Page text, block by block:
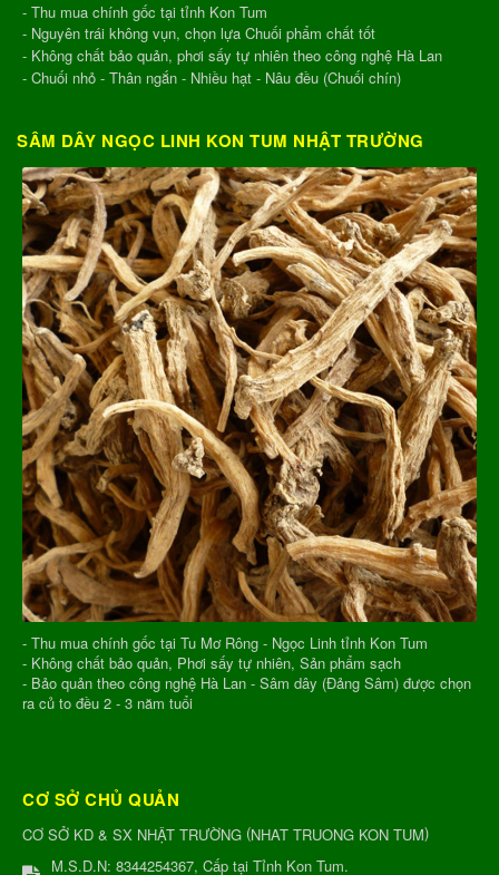
- Thu mua chính gốc tại tỉnh Kon Tum
- Nguyên trái không vụn, chọn lựa Chuối phẩm chất tốt
- Không chất bảo quản, phơi sấy tự nhiên theo công nghệ Hà Lan
- Chuối nhỏ - Thân ngắn - Nhiều hạt - Nâu đều (Chuối chín)
SÂM DÂY NGỌC LINH KON TUM NHẬT TRƯỜNG
- Thu mua chính gốc tại Tu Mơ Rông - Ngọc Linh tỉnh Kon Tum
- Không chất bảo quản, Phơi sấy tự nhiên, Sản phẩm sạch
- Bảo quản theo công nghệ Hà Lan - Sâm dây (Đảng Sâm) được chọn
ra củ to đều 2 - 3 năm tuổi
CƠ SỞ CHỦ QUẢN
CƠ SỞ KD & SX NHẬT TRƯỜNG (NHAT TRUONG KON TUM)
M.S.D.N: 8344254367, Cấp tại Tỉnh Kon Tum.